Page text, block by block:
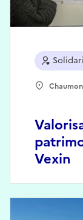
Vexin